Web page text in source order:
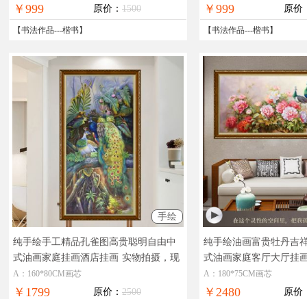
荐收藏
￥999 原价： 1500
【书法作品---楷书】
￥999 原价
【书法作品---楷书】
手绘
纯手绘手工精品孔雀图高贵聪明自由中
式油画家庭挂画酒店挂画 实物拍摄，现
货图片，在线支付，全国免邮
A：160*80CM画芯
￥1799 原价： 2500
纯手绘油画富贵牡丹吉
式油画家庭客厅大厅挂
美油画，在线支付，全
A：180*75CM画芯
￥2480 原价